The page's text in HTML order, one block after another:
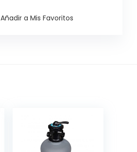
Añadir a Mis Favoritos